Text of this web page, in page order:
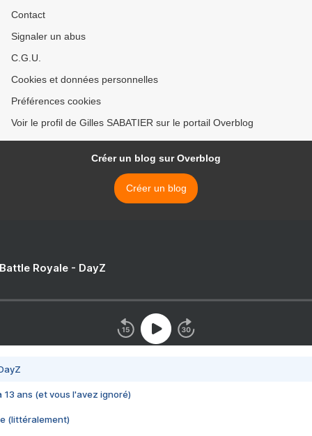
Contact
Signaler un abus
C.G.U.
Cookies et données personnelles
Préférences cookies
Voir le profil de Gilles SABATIER sur le portail Overblog
Créer un blog sur Overblog
Créer un blog
Royale - DayZ
13 ans (et vous l'avez ignoré)
(littéralement)